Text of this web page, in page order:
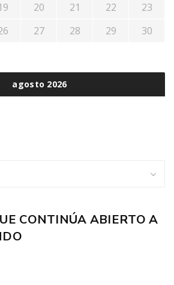
agosto 2026
20 21 22
23
27 28 29
30
CONTINÚA ABIERTO A